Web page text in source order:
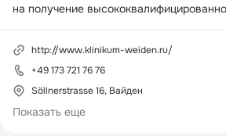
на получение
она ни относилась.
http://www.klinikum-weiden.ru/
+49 173 721 76 76
Söllnerstrasse 16, Вайден
Показать еще